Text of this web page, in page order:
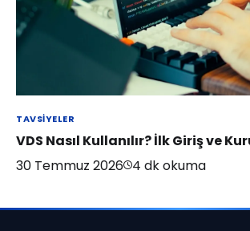
TAVSIYELER
VDS Nasıl Kullanılır? İlk Giriş ve
30 Temmuz 2026 4 dk okuma